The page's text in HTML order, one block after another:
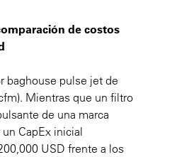
de costos
baghouse pulse jet de
Mientras que un filtro
de una marca
CapEx inicial
USD frente a los